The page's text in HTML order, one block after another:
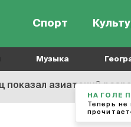
Спорт
Музыка
азиатский разрез
НА ГОЛЕ
Теперь не